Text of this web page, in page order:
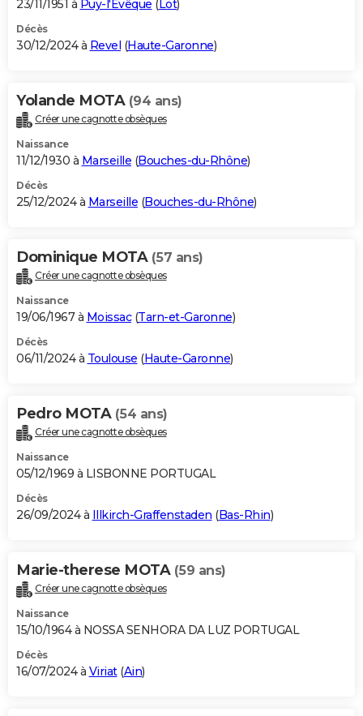
23/11/1951 à Puy-l'Évêque ( Lot)
Décès
30/12/2024 à Revel (Haute-Garonne)
Yolande MOTA (94 ans)
Créer une cagnotte obsèques
Naissance
11/12/1930 à Marseille (Bouches-du-Rhône)
Décès
25/12/2024 à Marseille (Bouches-du-Rhône)
Dominique MOTA (57 ans)
Créer une cagnotte obsèques
Naissance
19/06/1967 à Moissac(Tarn-et-Garonne)
Décès
06/11/2024 à Toulouse (Haute-Garonne)
Pedro MOTA (54 ans)
Créer une cagnotte obsèques
Naissance
05/12/1969 à LISBONNE PORTUGAL
Décès
26/09/2024 à Illkirch-Graffenstaden (Bas-Rhin)
Marie-therese MOTA (59 ans)
Créer une cagnotte obsèques
Naissance
15/10/1964 à NOSSA SENHORA DA LUZ PORTUGAL
Décès
16/07/2024 à Viriat(Ain)